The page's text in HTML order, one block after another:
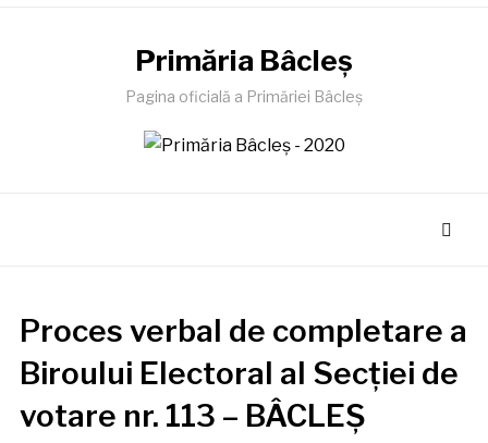
Primăria Bâcleş
Pagina oficială a Primăriei Bâcleş
Proces verbal de completare a
Biroului Electoral al Secției de
votare nr. 113 – BÂCLEȘ